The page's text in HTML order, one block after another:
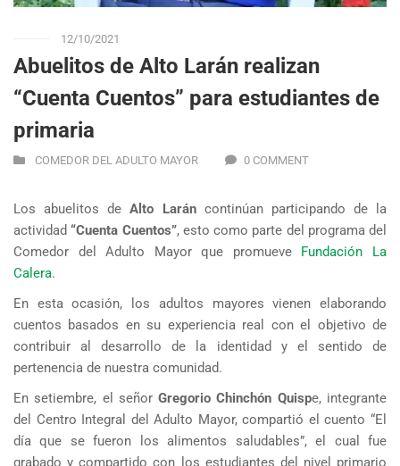
12/10/2021
Abuelitos de Alto Larán realizan
“Cuenta Cuentos” para estudiantes de
primaria
COMEDOR DEL ADULTO MAYOR 0 COMMENT
Los abuelitos deAlto Laráncontinúan participando de la
actividad“Cuenta Cuentos”, esto como parte del programa del
Comedor del Adulto Mayor que promueve Fundación La
Calera.
En esta ocasión, los adultos mayores vienen elaborando
cuentos basados en su experiencia real con el objetivo de
contribuir al desarrollo de la identidad y el sentido de
pertenencia de nuestra comunidad.
En setiembre, el señorGregorio Chinchón Quispe, integrante
del Centro Integral del Adulto Mayor, compartió el cuento “El
día que se fueron los alimentos saludables”, el cual fue
grabado y compartido con los estudiantes del nivel primario